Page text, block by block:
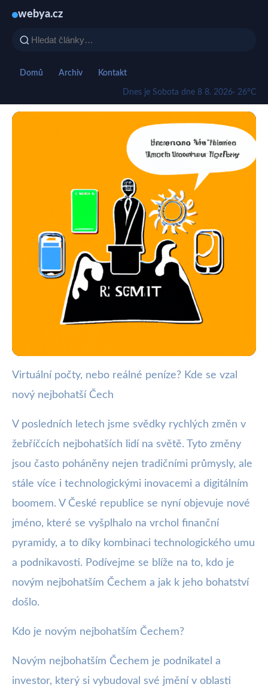
webya.cz
Domů Archiv Kontakt
Dnes je Sobota dne 8 8. 2026· 26°C
webya.cz
Nový nejbohatší Čech: Jak
technologie změnila finanční
vrchol?
Virtuální počty, nebo reálné peníze? Kde se vzal
nový nejbohatší Čech
V posledních letech jsme svědky rychlých změn v
žebříčcích nejbohatších lidí na světě. Tyto změny
jsou často poháněny nejen tradičními průmysly, ale
stále více i technologickými inovacemi a digitálním
boomem. V České republice se nyní objevuje nové
jméno, které se vyšplhalo na vrchol finanční
pyramidy, a to díky kombinaci technologického umu
a podnikavosti. Podívejme se blíže na to, kdo je
novým nejbohatším Čechem a jak k jeho bohatství
došlo.
Kdo je novým nejbohatším Čechem?
Novým nejbohatším Čechem je podnikatel a
investor, který si vybudoval své jmění v oblasti